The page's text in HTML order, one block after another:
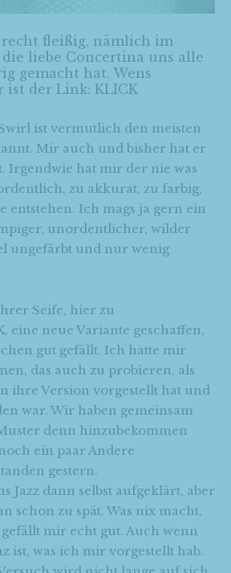
fleißig, nämlich im
liebe Concertina uns alle
gemacht hat. Wens
ist der Link: KLICK
ist vermutlich den meisten
Mir auch und bisher hat er
Irgendwie hat mir der nie was
zu akkurat, zu farbig,
entstehen. Ich mags ja gern ein
unordentlicher, wilder
ungefärbt und nur wenig
Seife, hier zu
, eine neue Variante geschaffen,
gut gefällt. Ich hatte mir
das auch zu probieren, als
ihre Version vorgestellt hat und
war. Wir haben gemeinsam
denn hinzubekommen
ein paar Andere
gestern.
Jazz dann selbst aufgeklärt, aber
schon zu spät. Was nix macht,
mir echt gut. Auch wenn
ist, was ich mir vorgestellt hab.